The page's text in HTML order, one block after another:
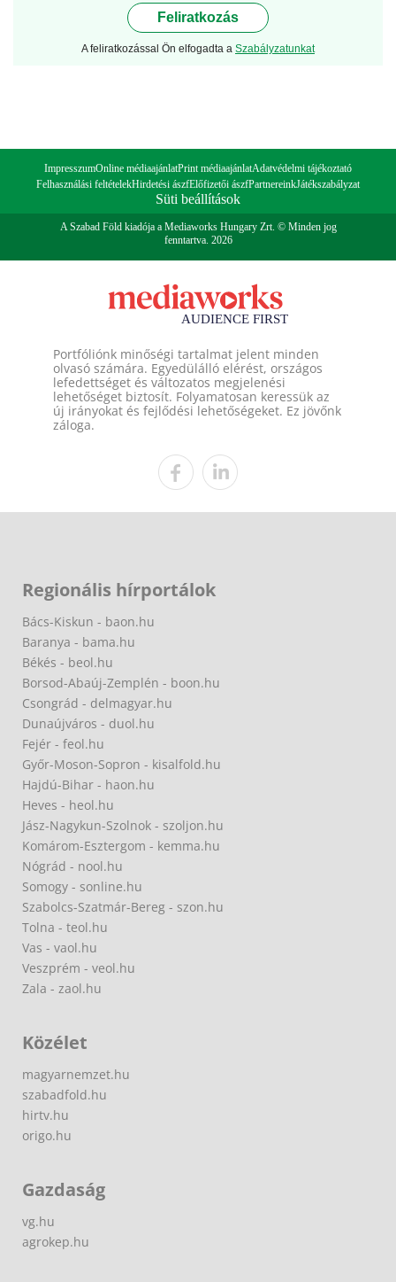
Feliratkozás
A feliratkozással Ön elfogadta a Szabályzatunkat
ImpresszumOnline médiaajánlatPrint médiaajánlatAdatvédelmi tájékoztató
Felhasználási feltételekHirdetési ászfElőfizetői ászfPartnereinkJátékszabályzat
Süti beállítások
A Szabad Föld kiadója a Mediaworks Hungary Zrt. © Minden jog
fenntartva. 2026
Portfóliónk minőségi tartalmat jelent minden
olvasó számára. Egyedülálló elérést, országos
lefedettséget és változatos megjelenési
lehetőséget biztosít. Folyamatosan keressük az
új irányokat és fejlődési lehetőségeket. Ez jövőnk
záloga.
Regionális hírportálok
Bács-Kiskun - baon.hu
Baranya - bama.hu
Békés - beol.hu
Borsod-Abaúj-Zemplén - boon.hu
Csongrád - delmagyar.hu
Dunaújváros - duol.hu
Fejér - feol.hu
Győr-Moson-Sopron - kisalfold.hu
Hajdú-Bihar - haon.hu
Heves - heol.hu
Jász-Nagykun-Szolnok - szoljon.hu
Komárom-Esztergom - kemma.hu
Nógrád - nool.hu
Somogy - sonline.hu
Szabolcs-Szatmár-Bereg - szon.hu
Tolna - teol.hu
Vas - vaol.hu
Veszprém - veol.hu
Zala - zaol.hu
Közélet
magyarnemzet.hu
szabadfold.hu
hirtv.hu
origo.hu
Gazdaság
vg.hu
agrokep.hu